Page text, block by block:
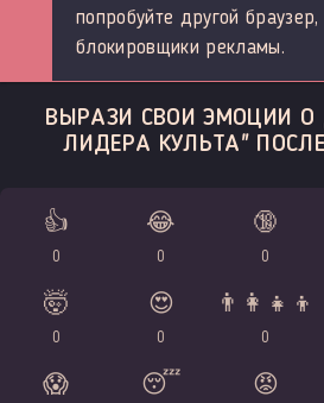
попробуйте другой
блокировщики рекламы.
ВЫРАЗИ СВОИ ЭМОЦИИ О
ЛИДЕРА КУЛЬТА"
👍
0
😂
0
🔞
0
🤯
0
😍
0
👨‍👩‍👧‍👦
0
😱 😴 😡